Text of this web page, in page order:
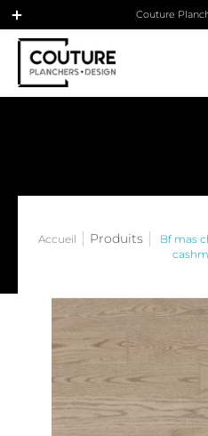
Couture
Accueil Produits
Bf mas